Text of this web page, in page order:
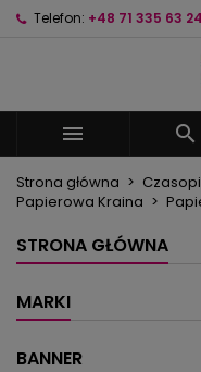
Telefon: +48 71 335 63 24
 
Strona główna
Papierowa Kraina
STRONA GŁÓWNA
MARKI
BANNER
Nazwa listy życzeń
Musisz być
swojej liście życzeń.